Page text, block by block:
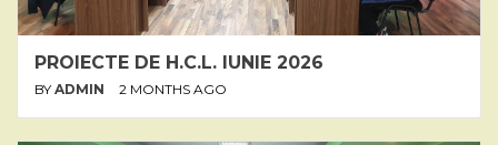
PROIECTE DE H.C.L. IUNIE 2026
BY ADMIN 2 MONTHS AGO